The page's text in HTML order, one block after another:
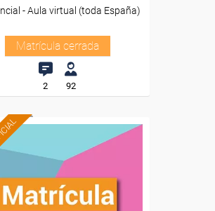
- Aula virtual (toda España)
Matrícula cerrada
2 92